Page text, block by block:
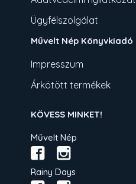
Ügyfélszolgálat
Művelt Nép Könyvkiadó
Impresszum
Árkötött termékek
KÖVESS MINKET!
Művelt Nép
Rainy Days